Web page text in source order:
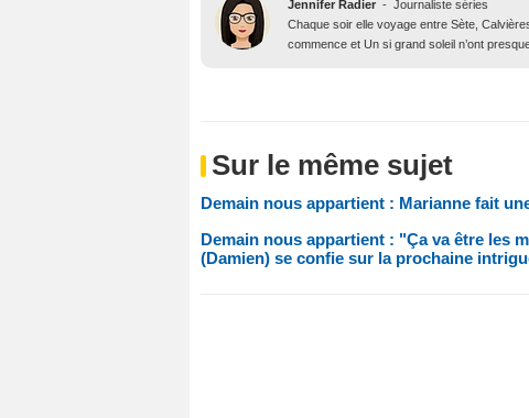
Jennifer Radier - Journaliste séries
Chaque soir elle voyage entre Sète,
commence et Un si grand soleil n’ont
Sur le même sujet
Demain nous appartient : Marianne fait
Demain nous appartient : "Ça va être les
(Damien) se confie sur la prochaine